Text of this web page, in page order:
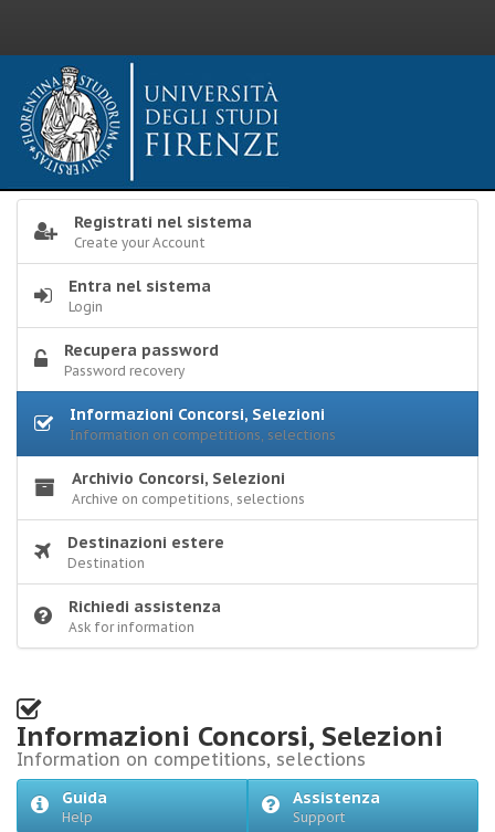
Registrati nel sistema
Create your Account
Entra nel sistema
Login
Recupera password
Password recovery
Informazioni Concorsi, Selezioni
Information on competitions, selections
Archivio Concorsi, Selezioni
Archive on competitions, selections
Destinazioni estere
Destination
Richiedi assistenza
Ask for information
Informazioni Concorsi, Selezioni
Information on competitions, selections
Guida
Help
Assistenza
Support